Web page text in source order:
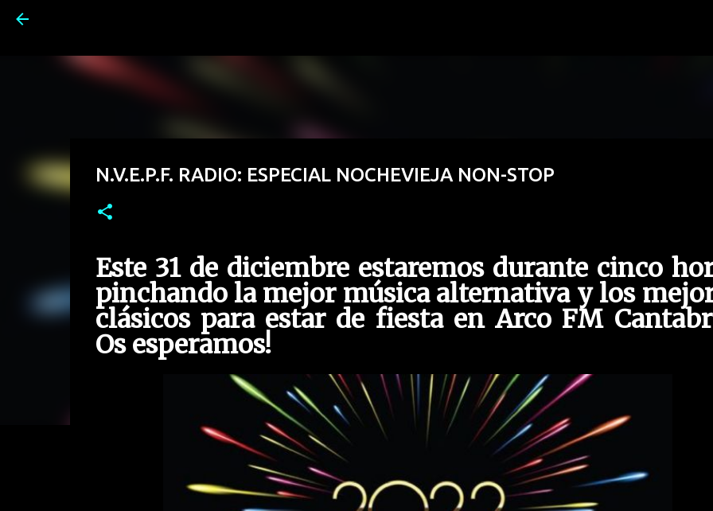
N.V.E.P.F. RADIO: ESPECIAL NOCHEVIEJA NON-STOP
Este 31 de diciembre estaremos durante cinco
pinchando la mejor música alternativa y los
clásicos para estar de fiesta en Arco FM
Os esperamos!